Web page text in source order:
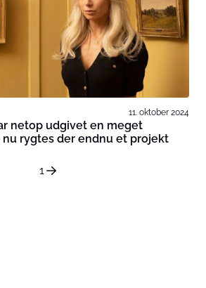
11. oktober 2024
netop udgivet en meget
rygtes der endnu et projekt
1